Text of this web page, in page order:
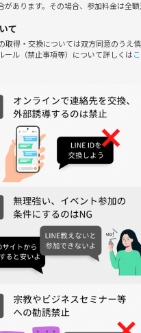
感じる言動・行為は禁止です
ーク、宗教などの勧誘行為は禁止
に迷惑をかける行為は禁止です
い場合は、
了承ください。
があります。その場合、参加料金は全額
て
取得・交換については双方同意のうえ
ール（禁止事項等）について詳しくは